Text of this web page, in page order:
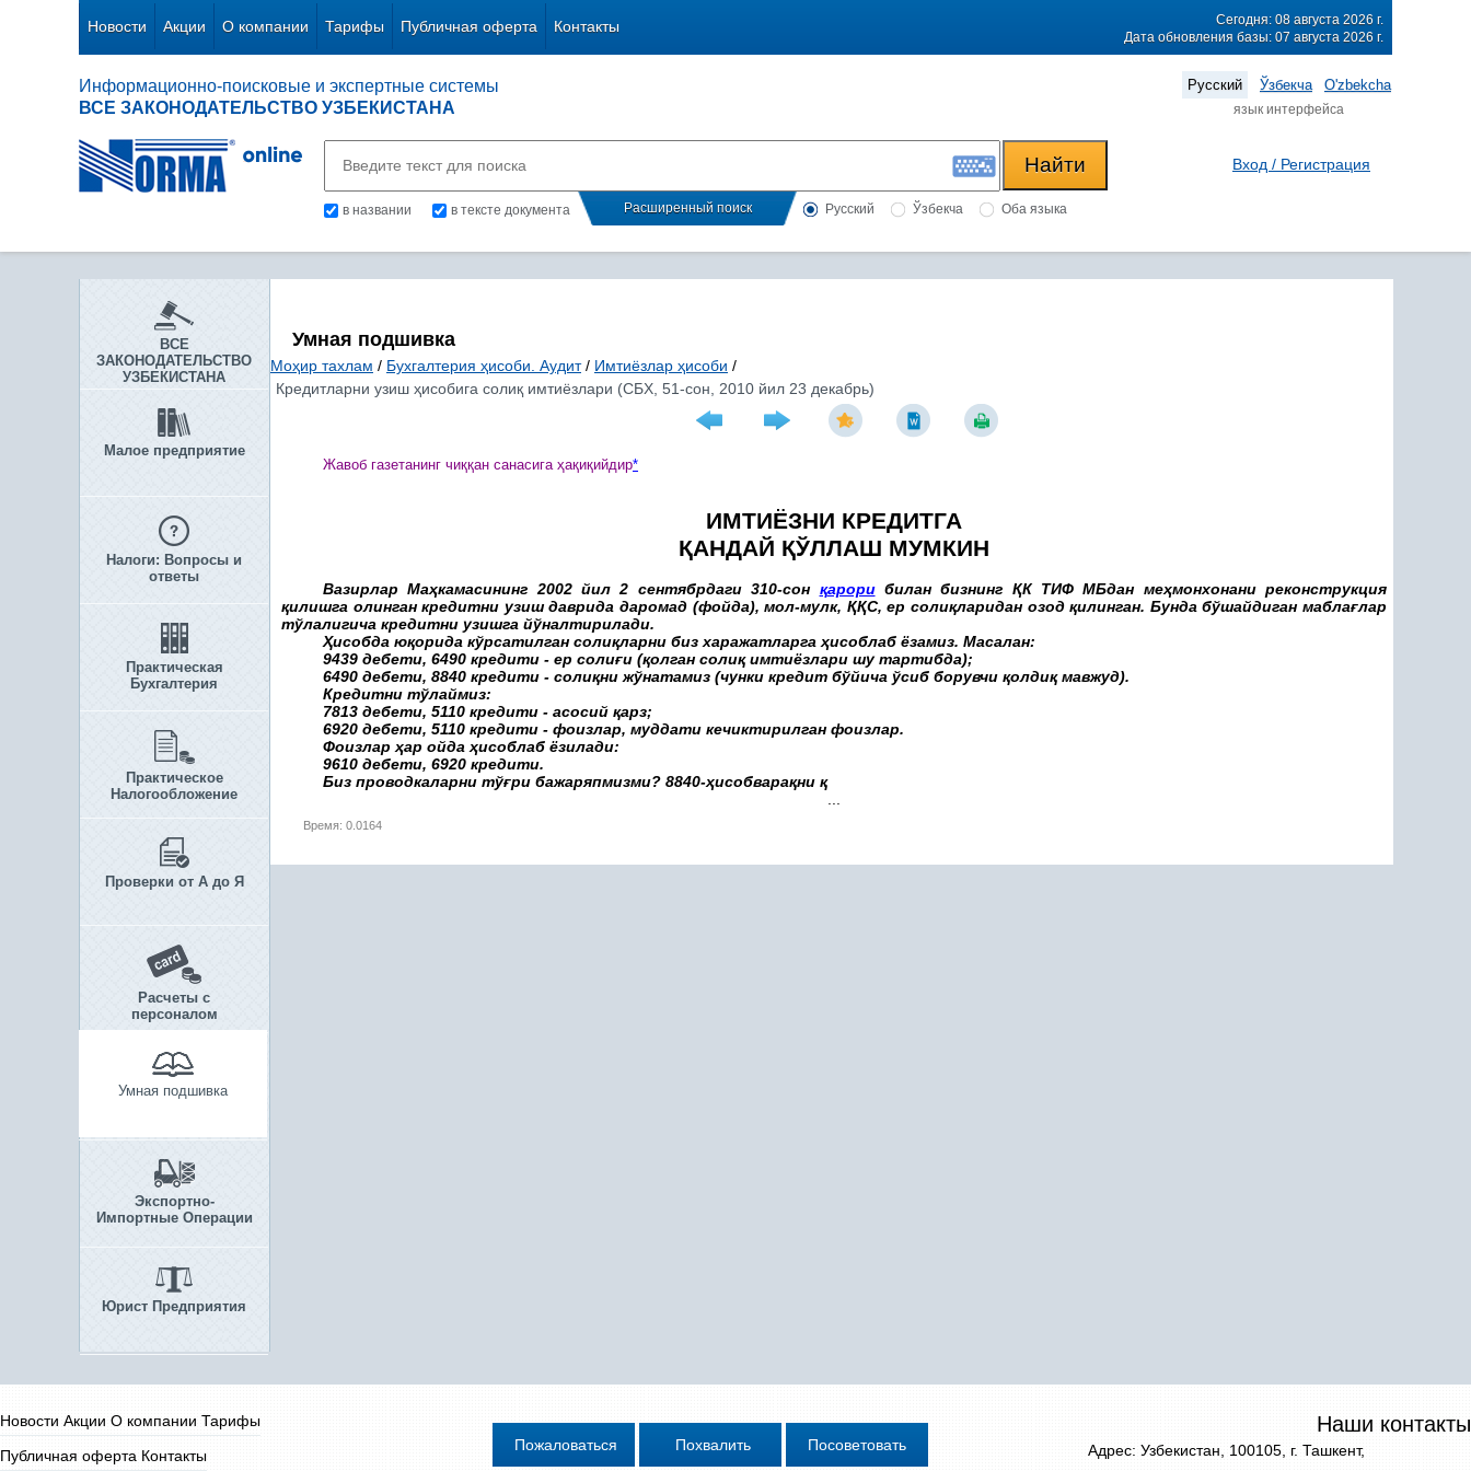
Новости Акции О компании Тарифы Публичная оферта Контакты
Сегодня: 08 августа 2026 г.
Дата обновления базы: 07 августа 2026 г.
Информационно-поисковые и экспертные системы
ВСЕ ЗАКОНОДАТЕЛЬСТВО УЗБЕКИСТАНА
Русский Ўзбекча O'zbekcha
язык интерфейса
в названии в тексте документа Расширенный поиск Русский Ўзбекча Оба языка
Вход / Регистрация
ВСЕ
ЗАКОНОДАТЕЛЬСТВО
УЗБЕКИСТАНА
Малое предприятие
Налоги: Вопросы и
ответы
Практическая
Бухгалтерия
Практическое
Налогообложение
Проверки от А до Я
Расчеты с
персоналом
Умная подшивка
Экспортно-
Импортные Операции
Юрист Предприятия
Умная подшивка
Моҳир тахлам / Бухгалтерия ҳисоби. Аудит / Имтиёзлар ҳисоби /
Кредитларни узиш ҳисобига солиқ имтиёзлари (СБХ, 51-сон, 2010 йил 23 декабрь)
Жавоб газетанинг чиққан санасига ҳақиқийдир*
ИМТИЁЗНИ КРЕДИТГА
ҚАНДАЙ ҚЎЛЛАШ МУМКИН
Вазирлар Маҳкамасининг 2002 йил 2 сентябрдаги 310-сон қарорибилан бизнинг ҚК ТИФ МБдан меҳмонхонани реконструкция
қилишга олинган кредитни узиш даврида даромад (фойда), мол-мулк, ҚҚС, ер солиқларидан озодқилинган. Бунда бўшайдиган маблағлар
тўлалигича кредитни узишга йўналтирилади.
Ҳисобда юқорида кўрсатилган солиқларни биз харажатларга ҳисоблаб ёзамиз. Масалан:
9439 дебети, 6490 кредити - ер солиғи (қолган солиқимтиёзлари шу тартибда);
6490 дебети, 8840 кредити - солиқни жўнатамиз (чунки кредит бўйича ўсиб борувчи қолдиқмавжуд).
Кредитни тўлаймиз:
7813 дебети, 5110 кредити - асосий қарз;
6920 дебети, 5110 кредити - фоизлар, муддати кечиктирилган фоизлар.
Фоизлар ҳар ойда ҳисоблаб ёзилади:
9610 дебети, 6920 кредити.
Биз проводкаларни тўғри бажаряпмизми? 8840-ҳисобварақни қ
Время: 0.0164
Новости Акции О компании Тарифы
Публичная оферта Контакты
Наши контакты
Адрес: Узбекистан, 100105, г. Ташкент,